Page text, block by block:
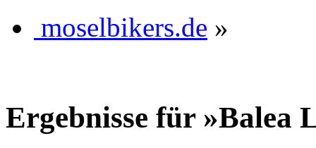
moselbikers.de »
Ergebnisse für »Balea